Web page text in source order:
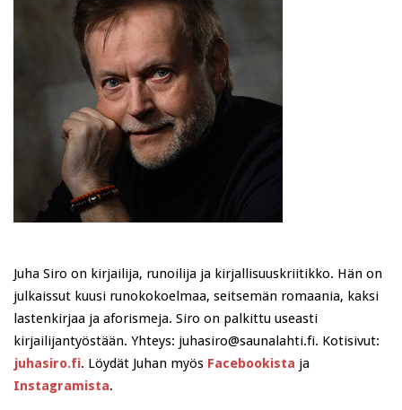
Juha Siro on kirjailija, runoilija ja kirjallisuuskriitikko. Hän on
julkaissut kuusi runokokoelmaa, seitsemän romaania, kaksi
lastenkirjaa ja aforismeja. Siro on palkittu useasti
kirjailijantyöstään. Yhteys: juhasiro@saunalahti.fi. Kotisivut:
juhasiro.fi. Löydät Juhan myös Facebookista ja
Instagramista.